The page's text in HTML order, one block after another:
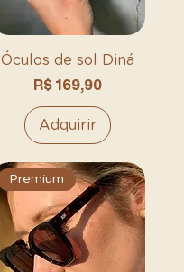
Óculos de sol Diná
Preço
R$ 169,90
Adquirir
Premium